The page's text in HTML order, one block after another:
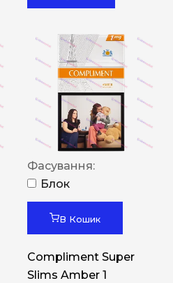
Фасування:
Блок
В Кошик
Compliment Super
Slims Amber 1